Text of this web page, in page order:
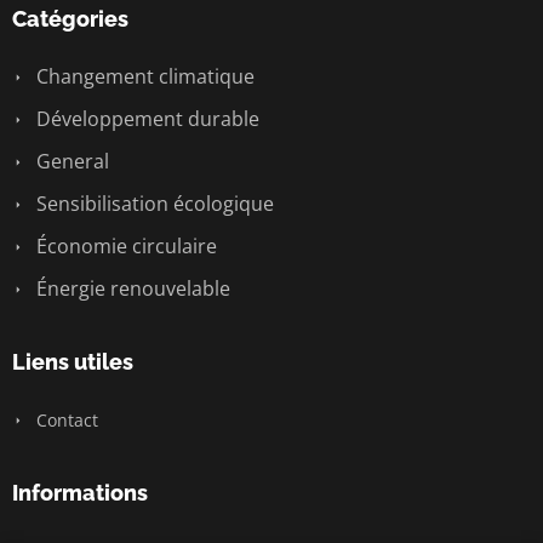
Catégories
Changement climatique
Développement durable
General
Sensibilisation écologique
Économie circulaire
Énergie renouvelable
Liens utiles
Contact
Informations